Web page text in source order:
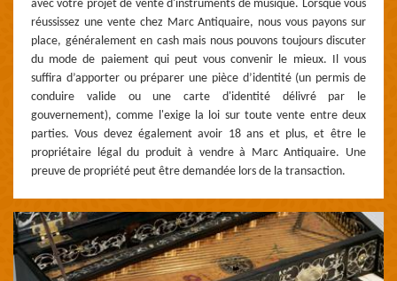
avec votre projet de vente d'instruments de musique. Lorsque vous
réussissez une vente chez Marc Antiquaire, nous vous payons sur
place, généralement en cash mais nous pouvons toujours discuter
du mode de paiement qui peut vous convenir le mieux. Il vous
suffira d’apporter ou préparer une pièce d’identité (un permis de
conduire valide ou une carte d'identité délivré par le
gouvernement), comme l'exige la loi sur toute vente entre deux
parties. Vous devez également avoir 18 ans et plus, et être le
propriétaire légal du produit à vendre à Marc Antiquaire. Une
preuve de propriété peut être demandée lors de la transaction.